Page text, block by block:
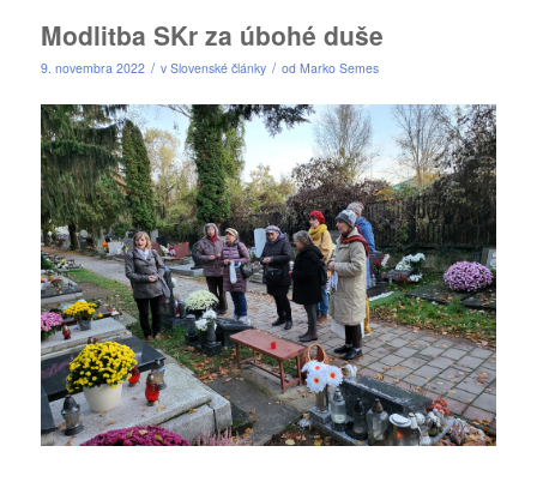
Modlitba SKr za úbohé duše
9. novembra 2022 / v Slovenské články / od Marko Semes